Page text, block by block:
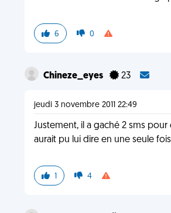
6 0
Chineze_eyes 23
jeudi 3 novembre 2011 22:49
Justement, il a gaché 2 sms pour
aurait pu lui dire en une seule fois
1 4